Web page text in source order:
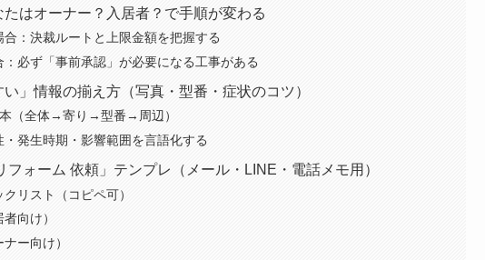
はオーナー？入居者？で手順が変わる
：決裁ルートと上限金額を把握する
：必ず「事前承認」が必要になる工事がある
」情報の揃え方（写真・型番・症状のコツ）
（全体→寄り→型番→周辺）
発生時期・影響範囲を言語化する
フォーム 依頼」テンプレ（メール・LINE・電話メモ用）
リスト（コピペ可）
向け）
ー向け）